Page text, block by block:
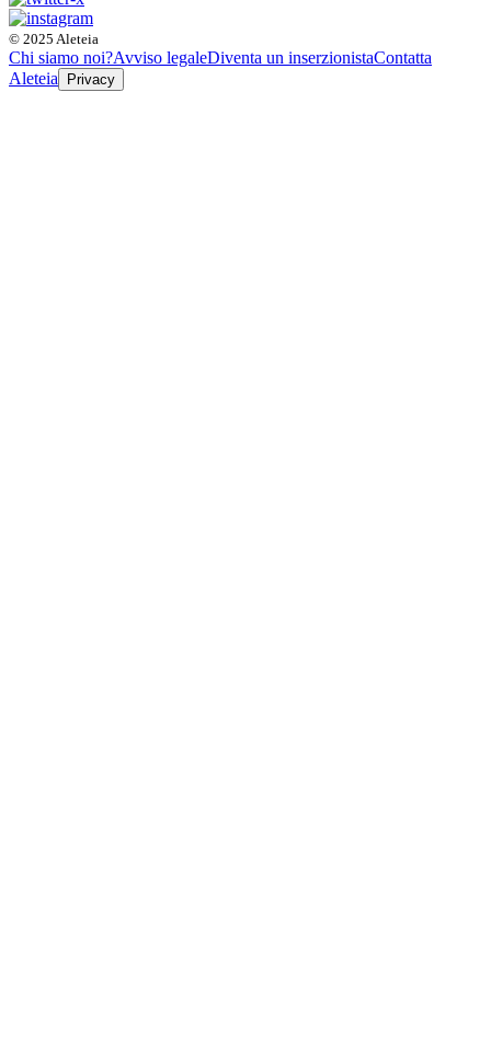
© 2025 Aleteia
Chi siamo noi?Avviso legaleDiventa un inserzionistaContatta
Aleteia
Privacy